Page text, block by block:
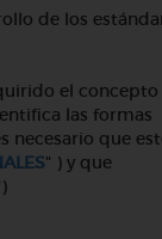
de los
el
las formas
necesario que
" ) y que